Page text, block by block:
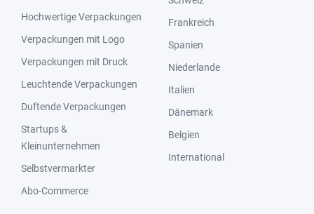
Hochwertige Verpackungen
Verpackungen mit Logo
Verpackungen mit Druck
Leuchtende Verpackungen
Duftende Verpackungen
Startups &
Kleinunternehmen
Selbstvermarkter
Abo-Commerce
Frankreich
Spanien
Niederlande
Italien
Dänemark
Belgien
International